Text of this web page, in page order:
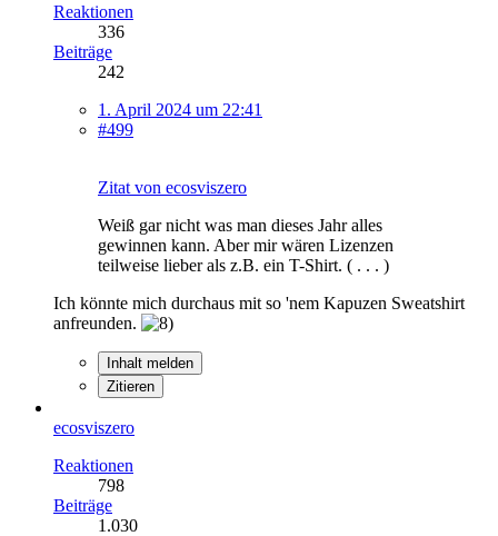
Reaktionen
336
Beiträge
242
1. April 2024 um 22:41
#499
Zitat von ecosviszero
Weiß gar nicht was man dieses Jahr alles
gewinnen kann. Aber mir wären Lizenzen
teilweise lieber als z.B. ein T-Shirt. ( . . . )
Ich könnte mich durchaus mit so 'nem Kapuzen Sweatshirt
anfreunden.
Inhalt melden
Zitieren
ecosviszero
Reaktionen
798
Beiträge
1.030